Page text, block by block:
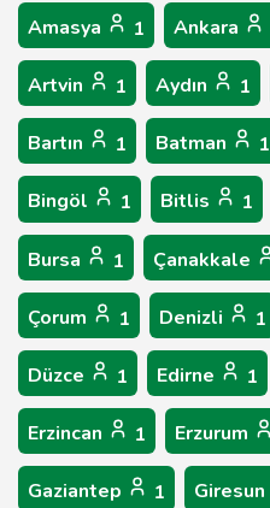
Amasya 1 Ankara
Artvin 1 Aydın 1
Bartın 1 Batman 1
Bingöl 1 Bitlis 1
Bursa 1 Çanakkale
Çorum 1 Denizli 1
Düzce 1 Edirne 1
Erzincan 1 Erzurum
Gaziantep 1 Giresun